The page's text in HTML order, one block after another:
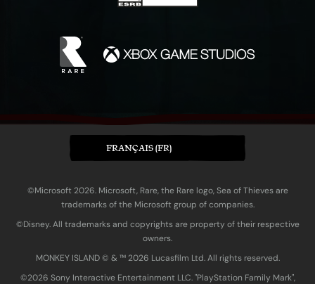
FRANÇAIS (FR)
©Microsoft 2026. Microsoft, Rare, the Rare logo, Sea of Thieves are
trademarks of the Microsoft group of companies.
©Disney. All trademarks and copyrights are property of their respective
owners.
MONKEY ISLAND © & ™ 20‍26 Lucasfilm Ltd. All rights reserved.
©2026 Sony Interactive Entertainment LLC. "PlayStation Family Mark",